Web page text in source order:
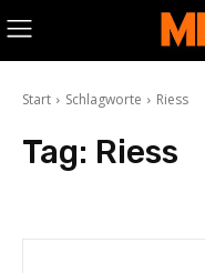
Start Schlagworte Riess
Tag: Riess